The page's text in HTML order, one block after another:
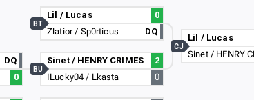
DQ
0
Lil / Lucas
0
Zlatior / Sp0rticus
DQ
BT
Sinet / HENRY CRIMES
2
ILucky04 / Lkasta
0
BU
Lil / Lucas
Sinet / HENRY
CJ